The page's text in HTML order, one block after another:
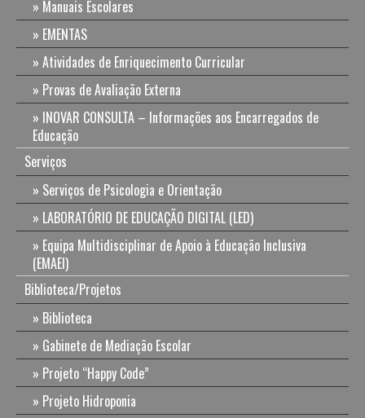
Manuais Escolares
EMENTAS
Atividades de Enriquecimento Curricular
Provas de Avaliação Externa
INOVAR CONSULTA – Informações aos Encarregados de
Educação
Serviços
Serviços de Psicologia e Orientação
LABORATÓRIO DE EDUCAÇÃO DIGITAL (LED)
Equipa Multidisciplinar de Apoio à Educação Inclusiva
(EMAEI)
Biblioteca/Projetos
Biblioteca
Gabinete de Mediação Escolar
Projeto “Happy Code”
Projeto Hidroponia